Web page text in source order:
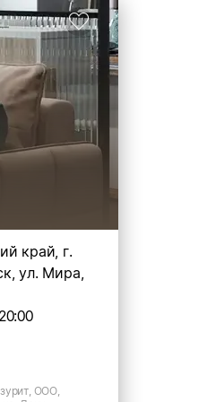
край, г.
ул. Мира,
ООО,